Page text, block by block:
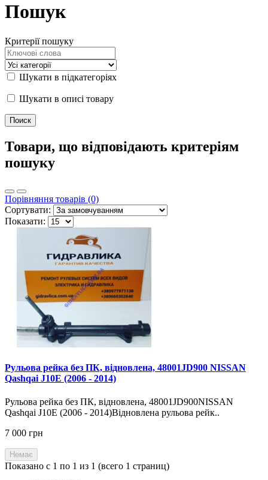
Пошук
Критерії пошуку
Шукати в підкатегоріях
Шукати в описі товару
Товари, що відповідають критеріям
пошуку
Порівняння товарів (0)
Сортувати:
Показати:
Рульова рейка без ПК, відновлена, 48001JD900 NISSAN
Qashqai J10E (2006 - 2014)
Рульова рейка без ПК, відновлена, 48001JD900NISSAN
Qashqai J10E (2006 - 2014)Відновлена рульова рейк..
7 000 грн
Немає
Показано с 1 по 1 из 1 (всего 1 страниц)